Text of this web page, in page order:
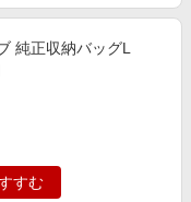
純正収納バッグL
すむ